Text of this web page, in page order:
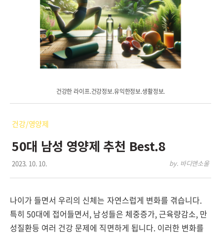
건강한 라이프.건강정보.유익한정보.생활정보.
건강/영양제
50대 남성 영양제 추천 Best.8
2023. 10. 10. by. 바디앤소울
나이가 들면서 우리의 신체는 자연스럽게 변화를 겪습니다.
특히 50대에 접어들면서, 남성들은 체중증가, 근육량감소, 만
성질환등 여러 건강 문제에 직면하게 됩니다. 이러한 변화를